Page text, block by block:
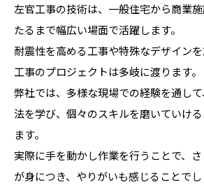
左官工事の技術は、一般住宅から商業
たるまで幅広い場面で活躍します。
耐震性を高める工事や特殊なデザイン
工事のプロジェクトは多岐に渡ります。
弊社では、多様な現場での経験を通し
法を学び、個々のスキルを磨いていけ
ます。
実際に手を動かし作業を行うことで、
が身につき、やりがいも感じることでし